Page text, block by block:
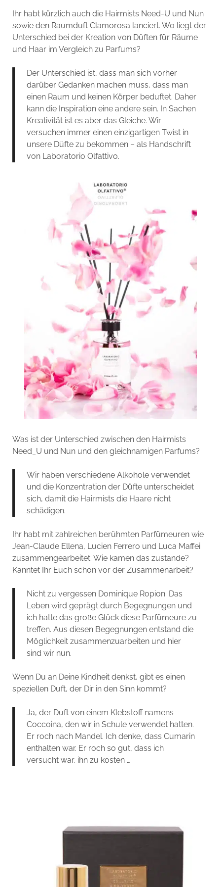
Ihr habt kürzlich auch die Hairmists Need-U und Nun
sowie den Raumduft Clamorosa lanciert. Wo liegt der
Unterschied bei der Kreation von Düften für Räume
und Haar im Vergleich zu Parfums?
Der Unterschied ist, dass man sich vorher
darüber Gedanken machen muss, dass man
einen Raum und keinen Körper beduftet. Daher
kann die Inspiration eine andere sein. In Sachen
Kreativität ist es aber das Gleiche. Wir
versuchen immer einen einzigartigen Twist in
unsere Düfte zu bekommen – als Handschrift
von Laboratorio Olfattivo.
Was ist der Unterschied zwischen den Hairmists
Need_U und Nun und den gleichnamigen Parfums?
Wir haben verschiedene Alkohole verwendet
und die Konzentration der Düfte unterscheidet
sich, damit die Hairmists die Haare nicht
schädigen.
Ihr habt mit zahlreichen berühmten Parfümeuren wie
Jean-Claude Ellena, Lucien Ferrero und Luca Maffei
zusammengearbeitet. Wie kamen das zustande?
Kanntet Ihr Euch schon vor der Zusammenarbeit?
Nicht zu vergessen Dominique Ropion. Das
Leben wird geprägt durch Begegnungen und
ich hatte das große Glück diese Parfümeure zu
treffen. Aus diesen Begegnungen entstand die
Möglichkeit zusammenzuarbeiten und hier
sind wir nun.
Wenn Du an Deine Kindheit denkst, gibt es einen
speziellen Duft, der Dir in den Sinn kommt?
Ja, der Duft von einem Klebstoff namens
Coccoina, den wir in Schule verwendet hatten.
Er roch nach Mandel. Ich denke, dass Cumarin
enthalten war. Er roch so gut, dass ich
versucht war, ihn zu kosten …